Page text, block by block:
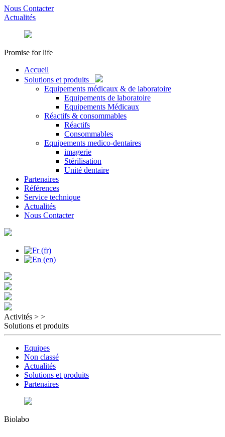
Nous Contacter
Actualités
Promise for life
Accueil
Solutions et produits
Equipements médicaux & de laboratoire
Equipements de laboratoire
Equipements Médicaux
Réactifs & consommables
Réactifs
Consommables
Equipements medico-dentaires
imagerie
Stérilisation
Unité dentaire
Partenaires
Références
Service technique
Actualités
Nous Contacter
Activités > >
Solutions et produits
Equipes
Non classé
Actualités
Solutions et produits
Partenaires
Biolabo